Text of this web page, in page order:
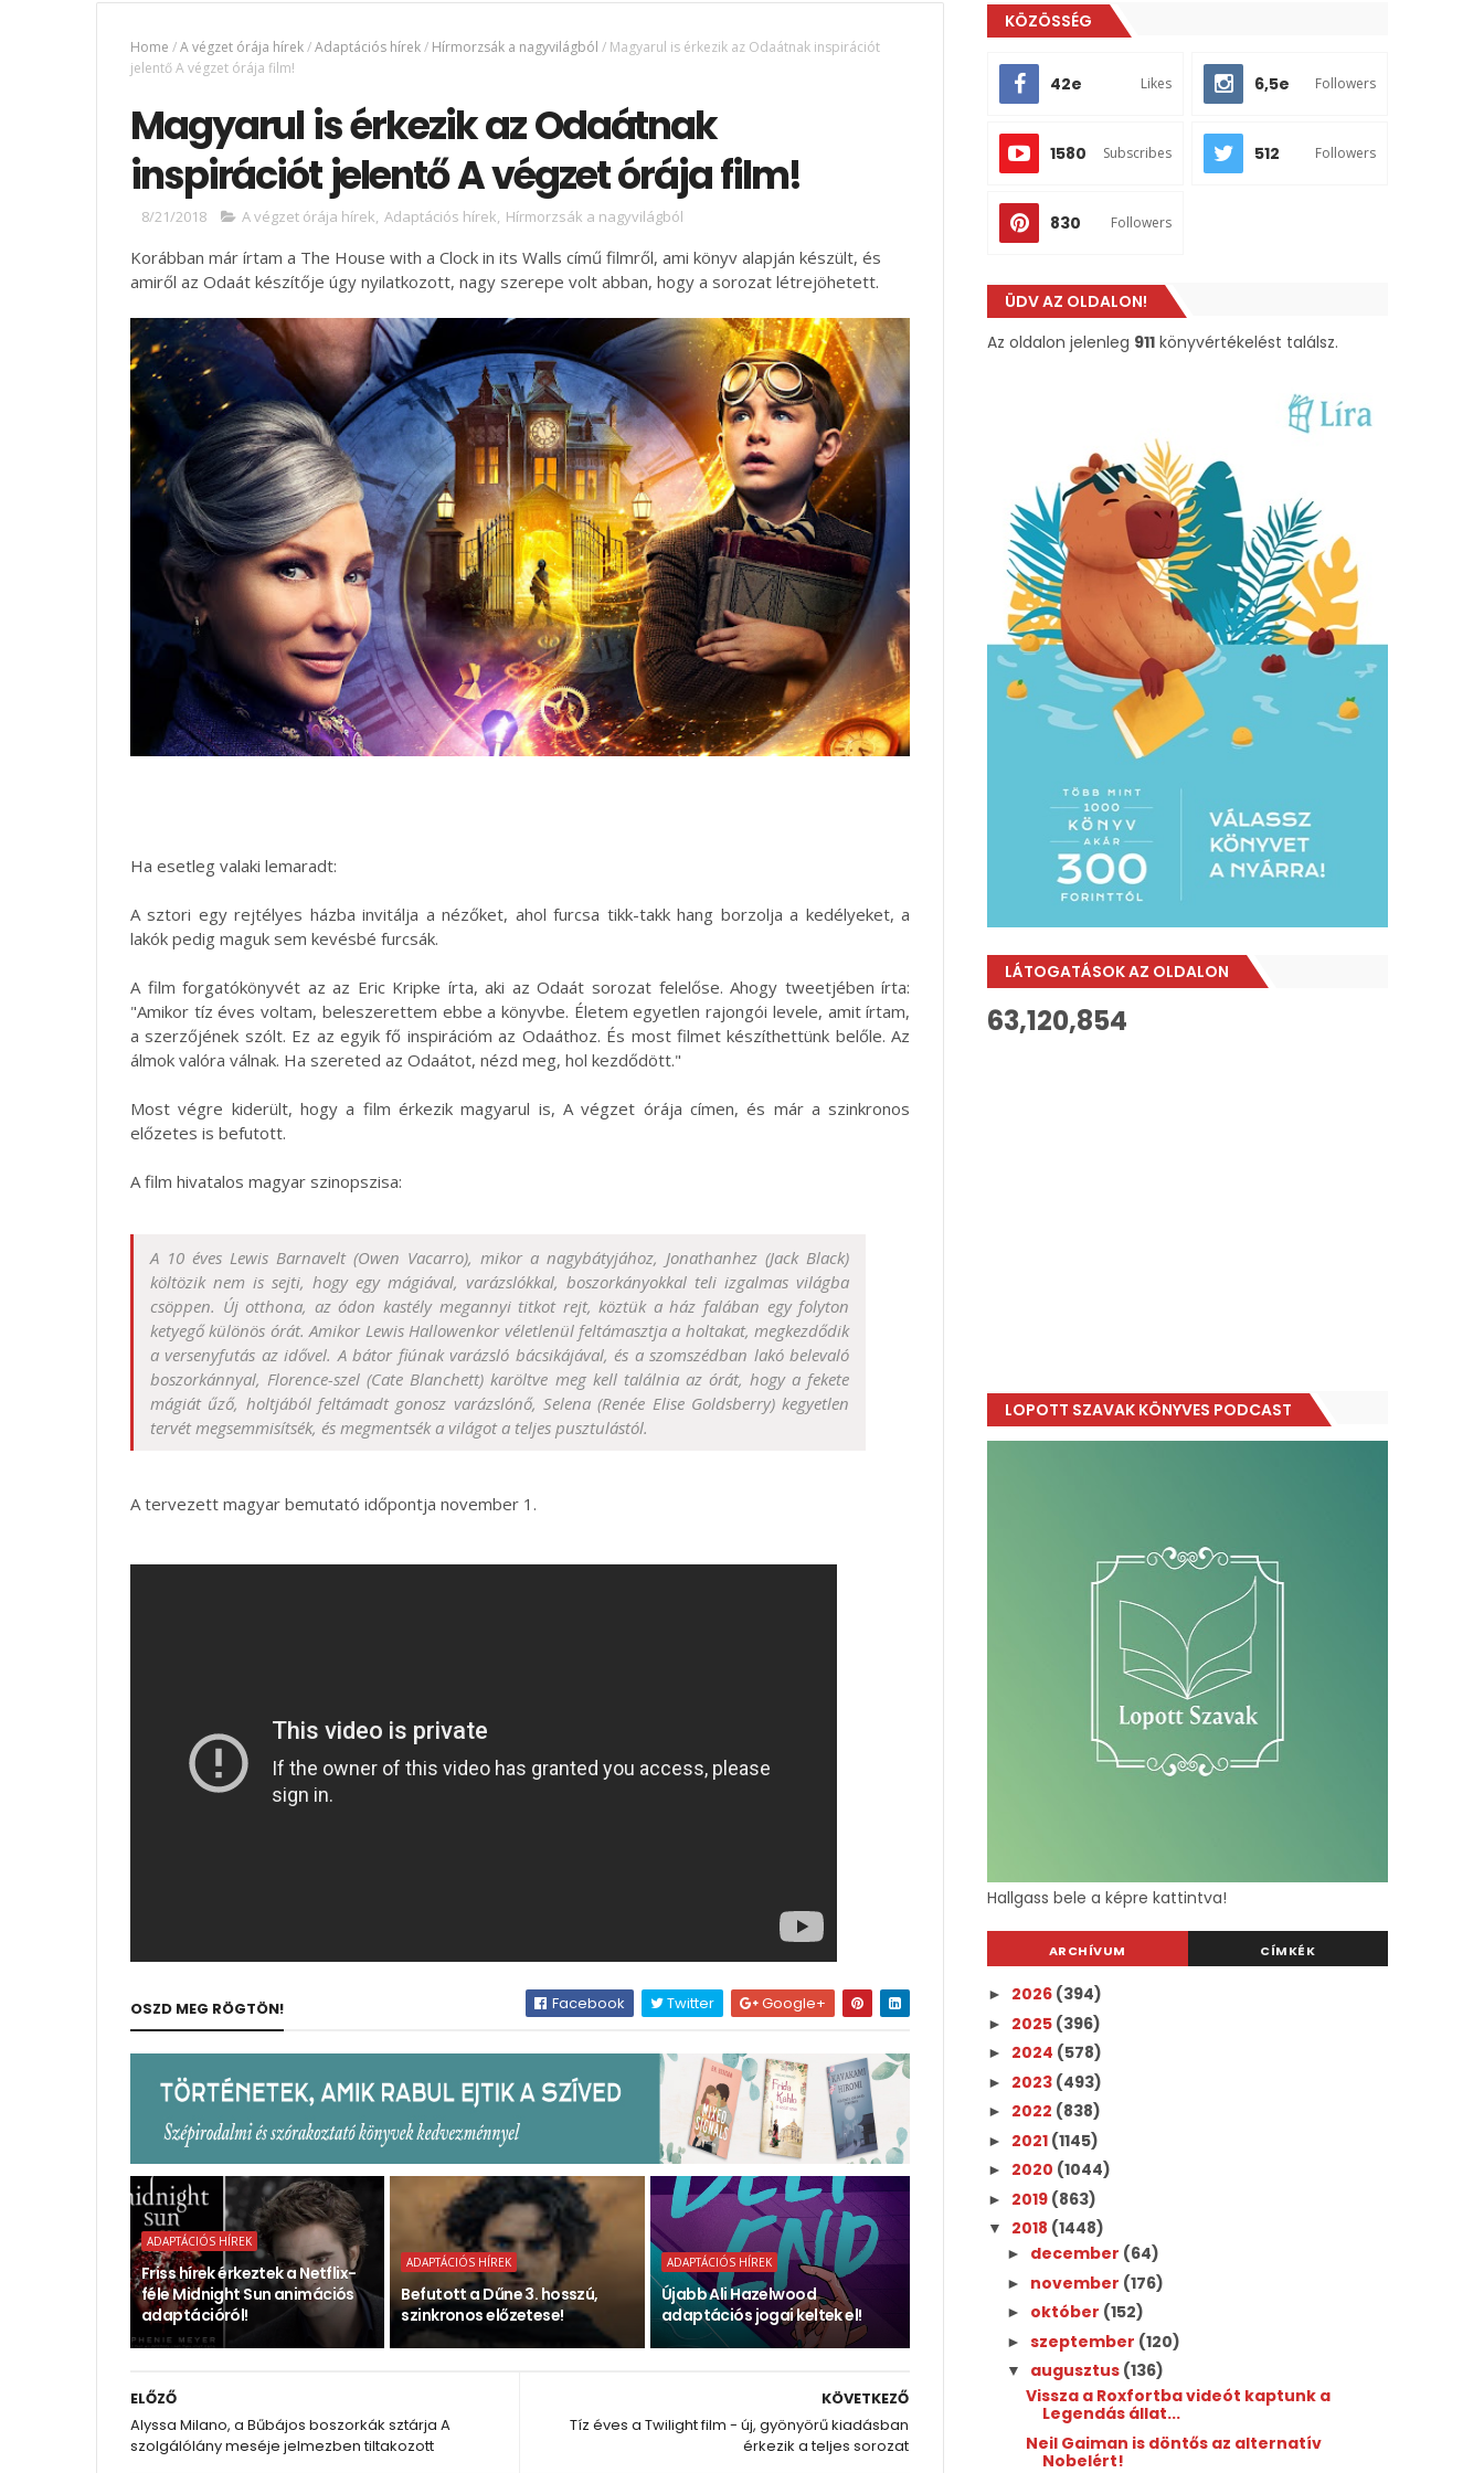
Home /A végzet órája hírek/Adaptációs hírek/ Hírmorzsák a nagyvilágból / Magyarul is érkezik az Odaátnak inspirációt
jelentő A végzet órája film!
Magyarul is érkezik az Odaátnak
inspirációt jelentő A végzet órája film!
8/21/2018 A végzet órája hírek, Adaptációs hírek, Hírmorzsák a nagyvilágból
Korábban már írtam a The House with a Clock in its Walls című filmről, ami könyv alapján készült, és
amiről az Odaát készítője úgy nyilatkozott, nagy szerepe volt abban, hogy a sorozat létrejöhetett.
Ha esetleg valaki lemaradt:
A sztori egy rejtélyes házba invitálja a nézőket, ahol furcsa tikk-takk hang borzolja a kedélyeket, a
lakók pedig maguk sem kevésbé furcsák.
A film forgatókönyvét az az Eric Kripke írta, aki az Odaát sorozat felelőse. Ahogy tweetjében írta:
"Amikor tíz éves voltam, beleszerettem ebbe a könyvbe. Életem egyetlen rajongói levele, amit írtam,
a szerzőjének szólt. Ez az egyik fő inspirációm az Odaáthoz. És most filmet készíthettünk belőle. Az
álmok valóra válnak. Ha szereted az Odaátot, nézd meg, hol kezdődött."
Most végre kiderült, hogy a film érkezik magyarul is, A végzet órája címen, és már a szinkronos
előzetes is befutott.
A film hivatalos magyar szinopszisa:
A 10 éves Lewis Barnavelt (Owen Vacarro), mikor a nagybátyjához, Jonathanhez (Jack Black)
költözik nem is sejti, hogy egy mágiával, varázslókkal, boszorkányokkal teli izgalmas világba
csöppen. Új otthona, az ódon kastély megannyi titkot rejt, köztük a ház falában egy folyton
ketyegő különös órát. Amikor Lewis Hallowenkor véletlenül feltámasztja a holtakat, megkezdődik
a versenyfutás az idővel. A bátor fiúnak varázsló bácsikájával, és a szomszédban lakó belevaló
boszorkánnyal, Florence-szel (Cate Blanchett) karöltve meg kell találnia az órát, hogy a fekete
mágiát űző, holtjából feltámadt gonosz varázslónő, Selena (Renée Elise Goldsberry) kegyetlen
tervét megsemmisítsék, és megmentsék a világot a teljes pusztulástól.
A tervezett magyar bemutató időpontja november 1.
OSZD MEG RÖGTÖN! Facebook Twitter Google+
ADAPTÁCIÓS HÍREK
Friss hírek érkeztek a Netflix-
féle Midnight Sun animációs
adaptációról!
ADAPTÁCIÓS HÍREK
Befutott a Dűne 3. hosszú,
szinkronos előzetese!
ADAPTÁCIÓS HÍREK
Újabb Ali Hazelwood
adaptációs jogai keltek el!
KÖVETKEZŐ
Tíz éves a Twilight film - új, gyönyörű kiadásban
érkezik a teljes sorozat
ELŐZŐ
Alyssa Milano, a Bűbájos boszorkák sztárja A
szolgálólány meséje jelmezben tiltakozott
KÖZÖSSÉG
42e Likes 6,5e Followers
1580 Subscribes 512 Followers
830 Followers
ÜDV AZ OLDALON!
Az oldalon jelenleg 911 könyvértékelést találsz.
LÁTOGATÁSOK AZ OLDALON
63,120,854
LOPOTT SZAVAK KÖNYVES PODCAST
Hallgass bele a képre kattintva!
ARCHÍVUM CÍMKÉK
► 2026 (394)
► 2025 (396)
► 2024 (578)
► 2023 (493)
► 2022 (838)
► 2021 (1145)
► 2020 (1044)
► 2019 (863)
▼ 2018 (1448)
► december (64)
► november (176)
► október (152)
►szeptember (120)
▼ augusztus (136)
Vissza a Roxfortba videót kaptunk a
Legendás állat...
Neil Gaiman is döntős az alternatív
Nobelért!